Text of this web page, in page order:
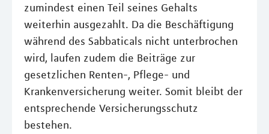
zumindest einen Teil seines Gehalts
weiterhin ausgezahlt. Da die Beschäftigung
während des Sabbaticals nicht unterbrochen
wird, laufen zudem die Beiträge zur
gesetzlichen Renten-, Pflege- und
Krankenversicherung weiter. Somit bleibt der
entsprechende Versicherungsschutz
bestehen.